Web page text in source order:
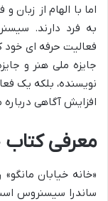
اما با الهام از
به فرد دارند.
فعالیت حرفه ای
جایزه ملی هنر و
نویسنده، بلکه یک
افزایش آگاهی
معرفی کتاب
«خانه خیابان